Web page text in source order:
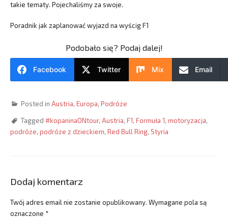
takie tematy. Pojechaliśmy za swoje.
Poradnik jak zaplanować wyjazd na wyścig F1
Podobało się? Podaj dalej!
Facebook Twitter Mix Email
Posted in Austria, Europa, Podróże
Tagged #kopaninaONtour, Austria, F1, Formuła 1, motoryzacja,
podróże, podróże z dzieckiem, Red Bull Ring, Styria
Dodaj komentarz
Twój adres email nie zostanie opublikowany. Wymagane pola są
oznaczone *